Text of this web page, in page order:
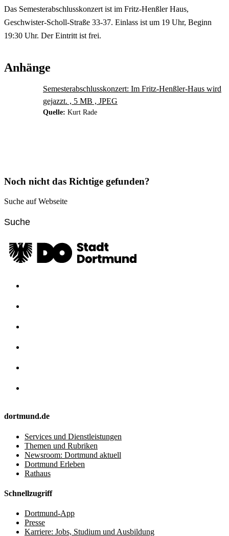
Das Semesterabschlusskonzert ist im Fritz-Henßler Haus,
Geschwister-Scholl-Straße 33-37. Einlass ist um 19 Uhr, Beginn
19:30 Uhr. Der Eintritt ist frei.
Anhänge
Semesterabschlusskonzert: Im Fritz-Henßler-Haus wird
gejazzt. , 5 MB , JPEG
Quelle: Kurt Rade
Noch nicht das Richtige gefunden?
Suche auf Webseite
dortmund.de
Services und Dienstleistungen
Themen und Rubriken
Newsroom: Dortmund aktuell
Dortmund Erleben
Rathaus
Schnellzugriff
Dortmund-App
Presse
Karriere: Jobs, Studium und Ausbildung